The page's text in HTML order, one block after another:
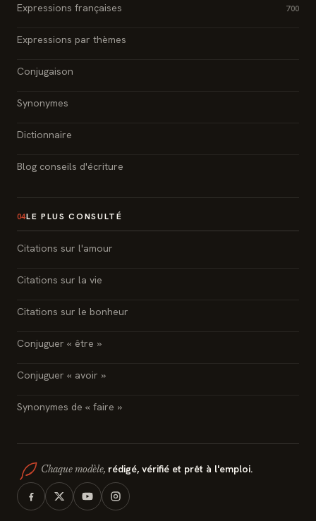
Expressions françaises 700
Expressions par thèmes
Conjugaison
Synonymes
Dictionnaire
Blog conseils d'écriture
04LE PLUS CONSULTÉ
Citations sur l'amour
Citations sur la vie
Citations sur le bonheur
Conjuguer « être »
Conjuguer « avoir »
Synonymes de « faire »
Chaque modèle, rédigé, vérifié et prêt à l'emploi.